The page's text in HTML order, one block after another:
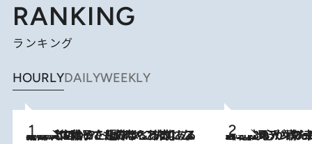
RANKING
ランキング
HOURLYDAILYWEEKLY
2026.8.5
【阿川佐和子さんの年とる力】なぜ70代で始めた趣味は“こんなに楽しい”のか？ ピアノ、俳句…スランプに陥っても続けられる“ある秘訣”とは 2026.8.8
《北欧の人々の幸福度が高いのは…》元デンマーク親善大使が出会った“心が満たされる暮らし”「いいかげんにヒュッゲしなさい！」